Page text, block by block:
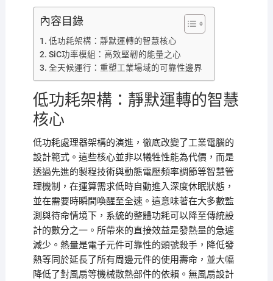
內容目錄
低功耗架構：靜默運轉的智慧核心
SiC功率模組：高效堅韌的能量之心
全天候運行：重塑工業場域的可靠性邊界
低功耗架構：靜默運轉的智慧
核心
低功耗處理器架構的演進，徹底改變了工業電腦的
設計範式。這些核心並非以犧牲性能為代價，而是
透過先進的製程技術與動態電壓頻率調節等智慧管
理機制，在運算需求低時自動進入深度休眠狀態，
並在需要時瞬間喚醒至全速。這意味著在大多數監
測與待命情境下，系統的整體功耗可以降至傳統設
計的數分之一。所帶來的直接效益是發熱量的急遽
減少。熱量是電子元件可靠性的頭號殺手，降低發
熱等同於延長了所有周邊元件的使用壽命，並大幅
降低了對風扇等機械散熱部件的依賴。無風扇設計